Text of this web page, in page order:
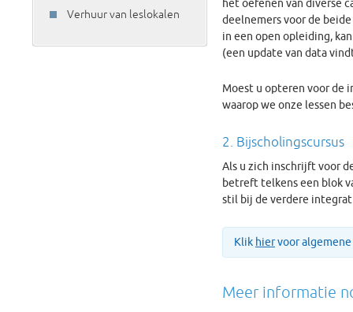
Verhuur van leslokalen
het oefenen van diverse
deelnemers voor de
in een open opleiding,
(een update van data
Moest u opteren voor de
waarop we onze lessen
2. Bijscholingscursus
Als u zich inschrijft voor
betreft telkens een blok
stil bij de verdere
Klik hiervoor algemene
Meer informatie